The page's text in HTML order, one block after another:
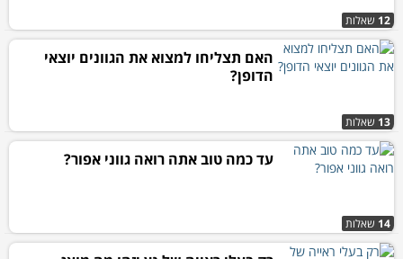
12 שאלות
13 שאלות
האם תצליחו למצוא את הגוונים יוצאי
הדופן?
14 שאלות
עד כמה טוב אתה רואה גווני אפור?